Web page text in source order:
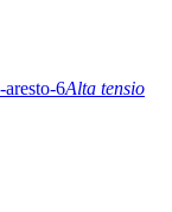
Alta tensio